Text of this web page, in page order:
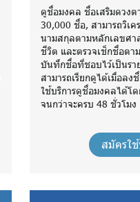
ดูชื่อมงคล ชื่อเสริมดวงต
30,000 ชื่อ, สามารถวิเ
นามสกุลตามหลักเลขศา
ชีวิต และตรวจเช็กชื่อต
บันทึกชื่อที่ชอบไว้เป็นร
สามารถเรียกดูได้เมื่อลง
ใช้บริการดูชื่อมงคลได้โ
จนกว่าจะครบ 48 ชั่วโมง
สมัครใ